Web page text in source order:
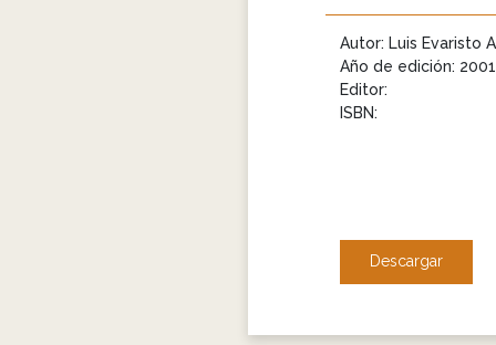
Autor: Luis Evaristo
Año de edición: 2001
Editor:
ISBN:
Descargar